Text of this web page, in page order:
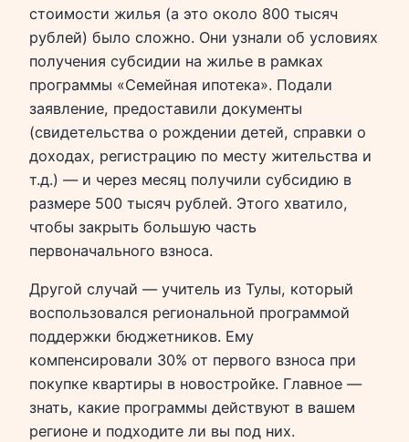
стоимости жилья (а это около 800 тысяч
рублей) было сложно. Они узнали об условиях
получения субсидии на жилье в рамках
программы «Семейная ипотека». Подали
заявление, предоставили документы
(свидетельства о рождении детей, справки о
доходах, регистрацию по месту жительства и
т.д.) — и через месяц получили субсидию в
размере 500 тысяч рублей. Этого хватило,
чтобы закрыть большую часть
первоначального взноса.
Другой случай — учитель из Тулы, который
воспользовался региональной программой
поддержки бюджетников. Ему
компенсировали 30% от первого взноса при
покупке квартиры в новостройке. Главное —
знать, какие программы действуют в вашем
регионе и подходите ли вы под них.